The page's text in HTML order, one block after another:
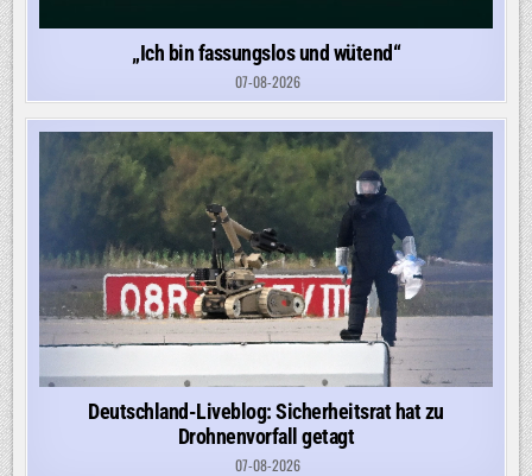
„Ich bin fassungslos und wütend“
07-08-2026
Deutschland-Liveblog: Sicherheitsrat hat zu
Drohnenvorfall getagt
07-08-2026